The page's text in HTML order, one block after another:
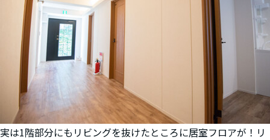
実は1階部分にもリビングを抜けたところに居室フロアが！リ